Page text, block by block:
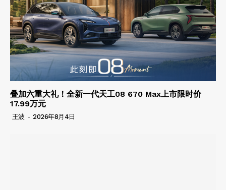
叠加六重大礼！全新一代天工08 670 Max上市限时价
17.99万元
王波 - 2026年8月4日